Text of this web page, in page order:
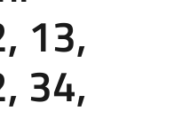
13,
34,